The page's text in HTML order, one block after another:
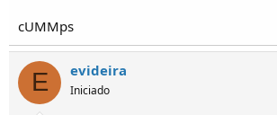
cUMMps
E evideira
Iniciado